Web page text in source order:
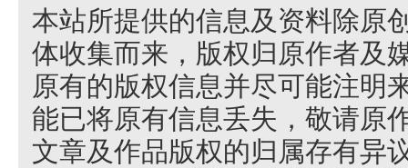
本站所提供的信息及资料除原
体收集而来，版权归原作者及
原有的版权信息并尽可能注明
能已将原有信息丢失，敬请原
文章及作品版权的归属存有异